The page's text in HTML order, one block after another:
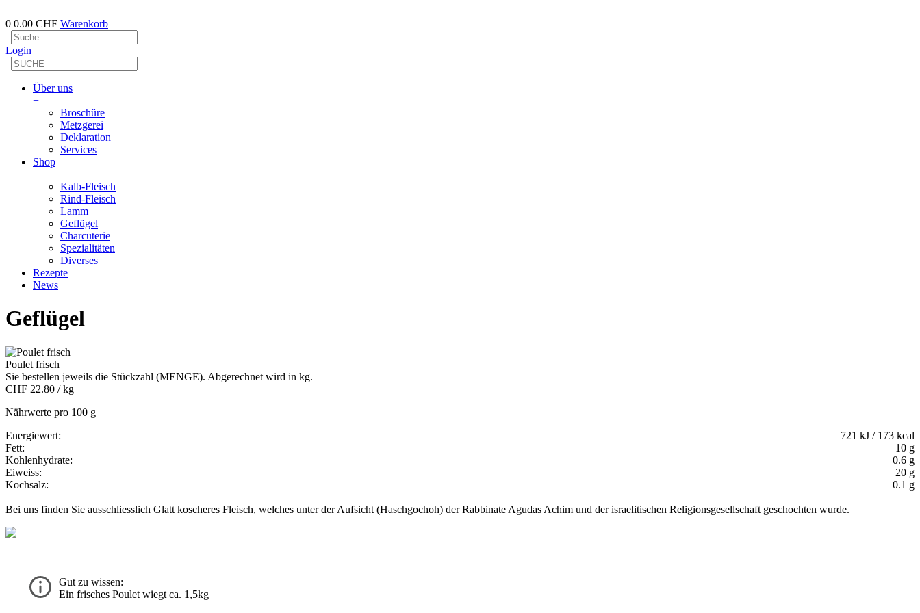
0 0.00 CHF Warenkorb
Login
Über uns
+
Broschüre
Metzgerei
Deklaration
Services
Shop
+
Kalb-Fleisch
Rind-Fleisch
Lamm
Geflügel
Charcuterie
Spezialitäten
Diverses
Rezepte
News
Geflügel
Poulet frisch
Sie bestellen jeweils die Stückzahl (MENGE). Abgerechnet wird in kg.
CHF 22.80 / kg
Nährwerte pro 100 g
Energiewert:
721 kJ / 173 kcal
Fett:
10 g
Kohlenhydrate:
0.6 g
Eiweiss:
20 g
Kochsalz:
0.1 g
Bei uns finden Sie ausschliesslich Glatt koscheres Fleisch, welches unter der Aufsicht (Haschgochoh) der Rabbinate Agudas Achim und der israelitischen Religionsgesellschaft geschochten wurde.
Gut zu wissen:
Ein frisches Poulet wiegt ca. 1,5kg